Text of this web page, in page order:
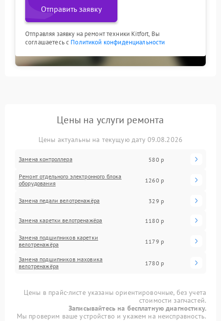
Отправить заявку
Отправляя заявку на ремонт техники Kitfort, Вы
соглашаетесь с Политикой конфиденциальности
Цены на услуги ремонта
Цены актуальны на текущую дату 09.08.2026
Замена контроллера 580 р
Ремонт отдельного электронного блока
оборудования
1260 р
Замена педали велотренажёра 329 р
Замена каретки велотренажёра 1180 р
Замена подшипников каретки
велотренажёра
1179 р
Замена подшипников маховика
велотренажёра
1780 р
Цены в прайс-листе указаны ориентировочные, без учета
стоимости запчастей.
Записывайтесь на бесплатную диагностику.
Мы проверим ваше устройство и укажем на неисправность.